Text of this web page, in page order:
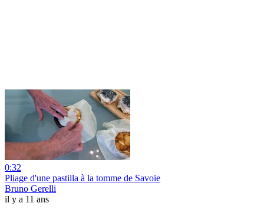
0:32
Pliage d'une pastilla à la tomme de Savoie
Bruno Gerelli
il y a 11 ans